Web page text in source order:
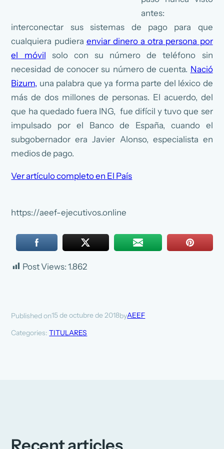
antes:
interconectar sus sistemas de pago para que
cualquiera pudiera enviar dinero a otra persona por
el móvil solo con su número de teléfono sin
necesidad de conocer su número de cuenta. Nació
Bizum, una palabra que ya forma parte del léxico de
más de dos millones de personas. El acuerdo, del
que ha quedado fuera ING, fue difícil y tuvo que ser
impulsado por el Banco de España, cuando el
subgobernador era Javier Alonso, especialista en
medios de pago.
Ver artículo completo en El País
https://aeef-ejecutivos.online
Post Views: 1.862
Published on15 de octubre de 2018byAEEF
Categories:TITULARES